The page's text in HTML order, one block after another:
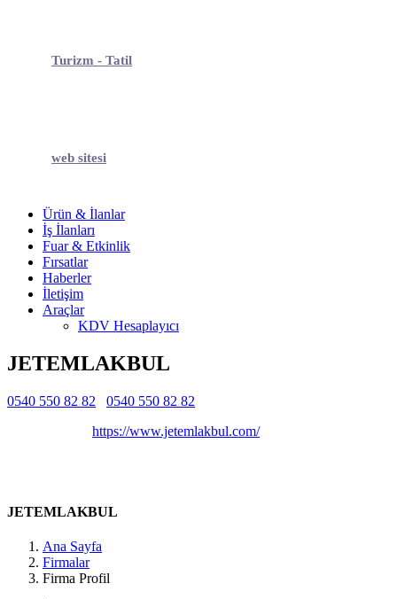
Turizm - Tatil
web sitesi
Ürün & İlanlar
İş İlanları
Fuar & Etkinlik
Fırsatlar
Haberler
İletişim
Araçlar
KDV Hesaplayıcı
JETEMLAKBUL
0540 550 82 82 0540 550 82 82
https://www.jetemlakbul.com/
JETEMLAKBUL
Ana Sayfa
Firmalar
Firma Profil